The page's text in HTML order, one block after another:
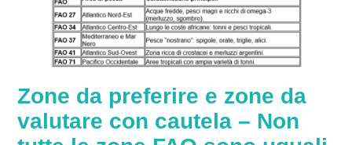
Zone da preferire e zone da
valutare con cautela – Non